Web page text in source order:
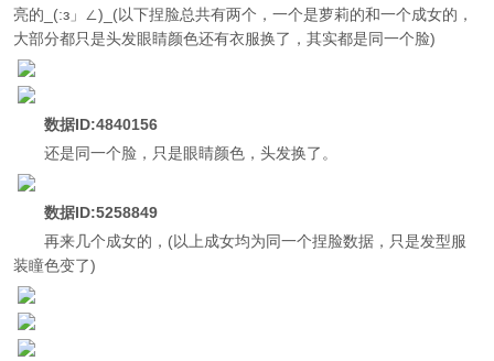
亮的_(:з」∠)_(以下捏脸总共有两个，一个是萝莉的和一个成女的，
大部分都只是头发眼睛颜色还有衣服换了，其实都是同一个脸)
数据ID:4840156
还是同一个脸，只是眼睛颜色，头发换了。
数据ID:5258849
再来几个成女的，(以上成女均为同一个捏脸数据，只是发型服
装瞳色变了)